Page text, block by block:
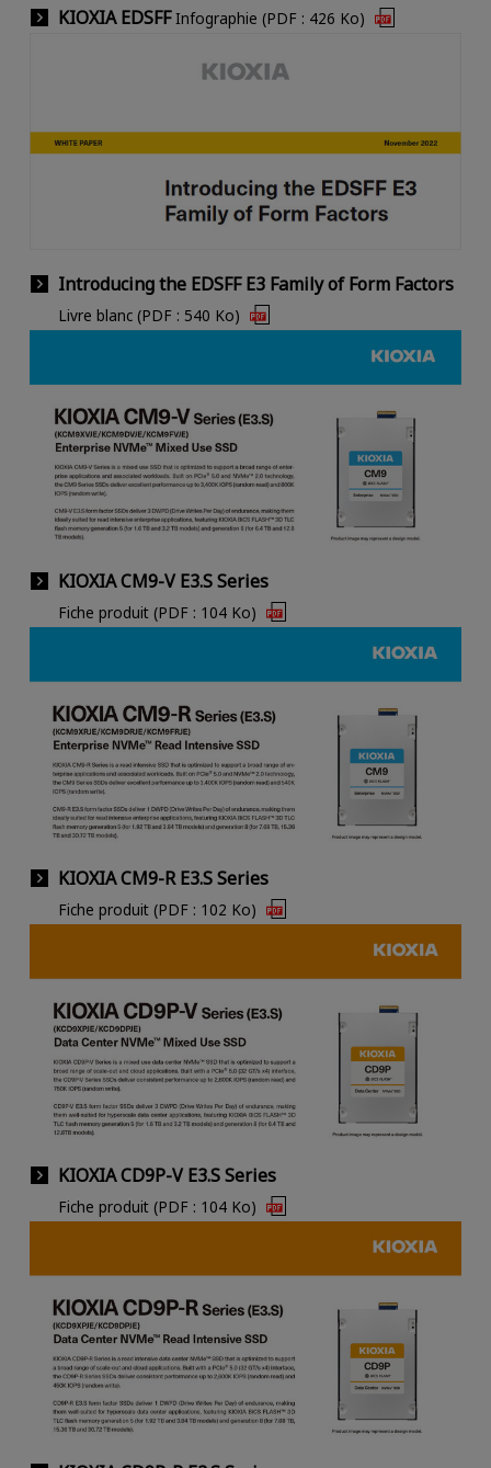
KIOXIA EDSFFInfographie (PDF : 426 Ko)
Introducing the EDSFF E3 Family of Form Factors
Livre blanc (PDF : 540 Ko)
KIOXIA CM9-V E3.S Series
Fiche produit (PDF : 104 Ko)
KIOXIA CM9-R E3.S Series
Fiche produit (PDF : 102 Ko)
KIOXIA CD9P-V E3.S Series
Fiche produit (PDF : 104 Ko)